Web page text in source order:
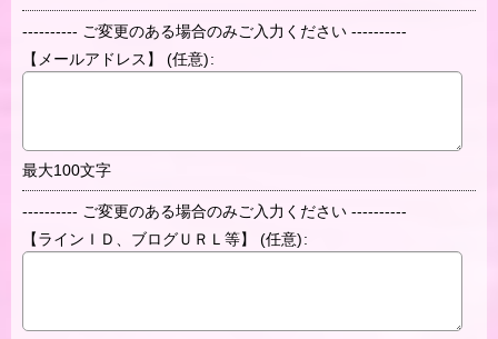
---------- ご変更のある場合のみご入力ください ----------
【メールアドレス】 (任意):
最大100文字
---------- ご変更のある場合のみご入力ください ----------
【ラインＩＤ、ブログＵＲＬ等】 (任意):